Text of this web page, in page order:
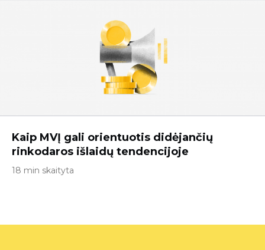
Kaip MVĮ gali orientuotis didėjančių
rinkodaros išlaidų tendencijoje
18 min skaityta